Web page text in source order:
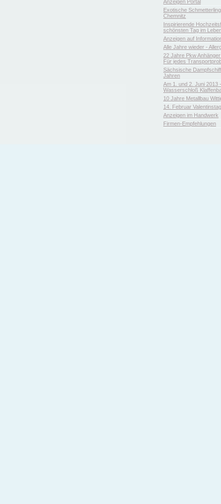
Anzeigen Portal
Exotische
Chemnitz
Inspirierende
schönsten Tag im
Anzeigen auf
Alle Jahre wieder -
22 Jahre Pkw
Für jedes
Sächsische
Jahren
Am 1. und 2. Juni 2013
Wasserschloß
10 Jahre Metallbau
14. Februar
Anzeigen im Handwerk
Firmen-Empfehlungen